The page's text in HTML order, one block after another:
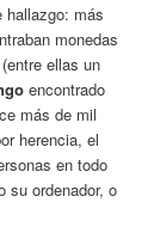
hallazgo: más
monedas
ellas un
encontrado
más de mil
herencia, el
en todo
su ordenador, o